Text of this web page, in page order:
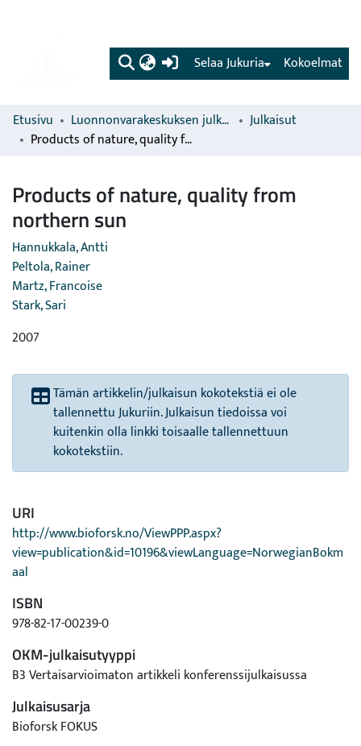
(current) Kokoelmat
Selaa Jukuria
Etusivu Luonnonvarakeskuksen julkaisut
Julkaisut
Products of nature, quality from northern sun
Products of nature, quality from
northern sun
Hannukkala, Antti
Peltola, Rainer
Martz, Francoise
Stark, Sari
2007
Tämän artikkelin/julkaisun kokotekstiä ei ole
tallennettu Jukuriin. Julkaisun tiedoissa voi
kuitenkin olla linkki toisaalle tallennettuun
kokotekstiin.
URI
http://www.bioforsk.no/ViewPPP.aspx?
view=publication&id=10196&viewLanguage=NorwegianBokm
aal
ISBN
978-82-17-00239-0
OKM-julkaisutyyppi
B3 Vertaisarvioimaton artikkeli konferenssijulkaisussa
Julkaisusarja
Bioforsk FOKUS